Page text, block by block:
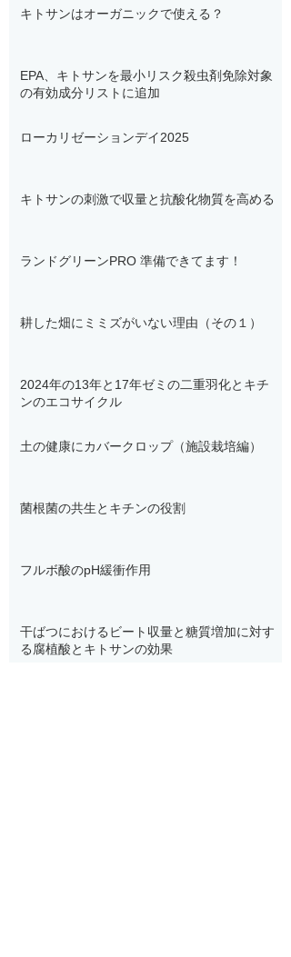
キトサンはオーガニックで使える？
EPA、キトサンを最小リスク殺虫剤免除対象
の有効成分リストに追加
ローカリゼーションデイ2025
キトサンの刺激で収量と抗酸化物質を高める
ランドグリーンPRO 準備できてます！
耕した畑にミミズがいない理由（その１）
2024年の13年と17年ゼミの二重羽化とキチ
ンのエコサイクル
土の健康にカバークロップ（施設栽培編）
菌根菌の共生とキチンの役割
フルボ酸のpH緩衝作用
干ばつにおけるビート収量と糖質増加に対す
る腐植酸とキトサンの効果